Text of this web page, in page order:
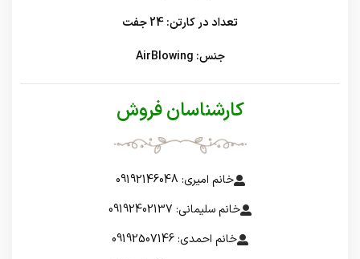
تعداد در کارتن: 24 جفت
جنس: AirBlowing
کارشناسان فروش
خانم امیری: 09192146048
خانم سلیمانی: 09192402137
خانم احمدی: 09192507146